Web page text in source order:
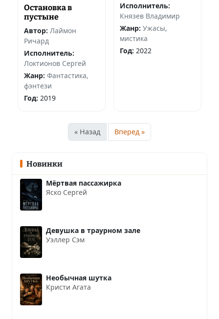
Остановка в
пустыне
Автор: Лаймон
Ричард
Исполнитель:
Локтионов Сергей
Жанр: Фантастика,
фэнтези
Год: 2019
Исполнитель:
Князев Владимир
Жанр: Ужасы,
мистика
Год: 2022
« Назад Вперед »
Новинки
Мёртвая пассажирка
Яско Сергей
Девушка в траурном зале
Уэллер Сэм
Необычная шутка
Кристи Агата